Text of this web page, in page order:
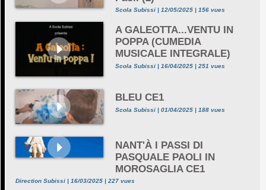
Scola Subissi | 12/05/2025 | 156 vues
A GALEOTTA...VENTU IN
POPPA (CUMEDIA
MUSICALE INTEGRALE)
Scola Subissi | 16/04/2025 | 251 vues
BLEU CE1
Scola Subissi | 01/04/2025 | 188 vues
NANT'À I PASSI DI
PASQUALE PAOLI IN
MOROSAGLIA CE1
Direction Subissi | 16/03/2025 | 227 vues